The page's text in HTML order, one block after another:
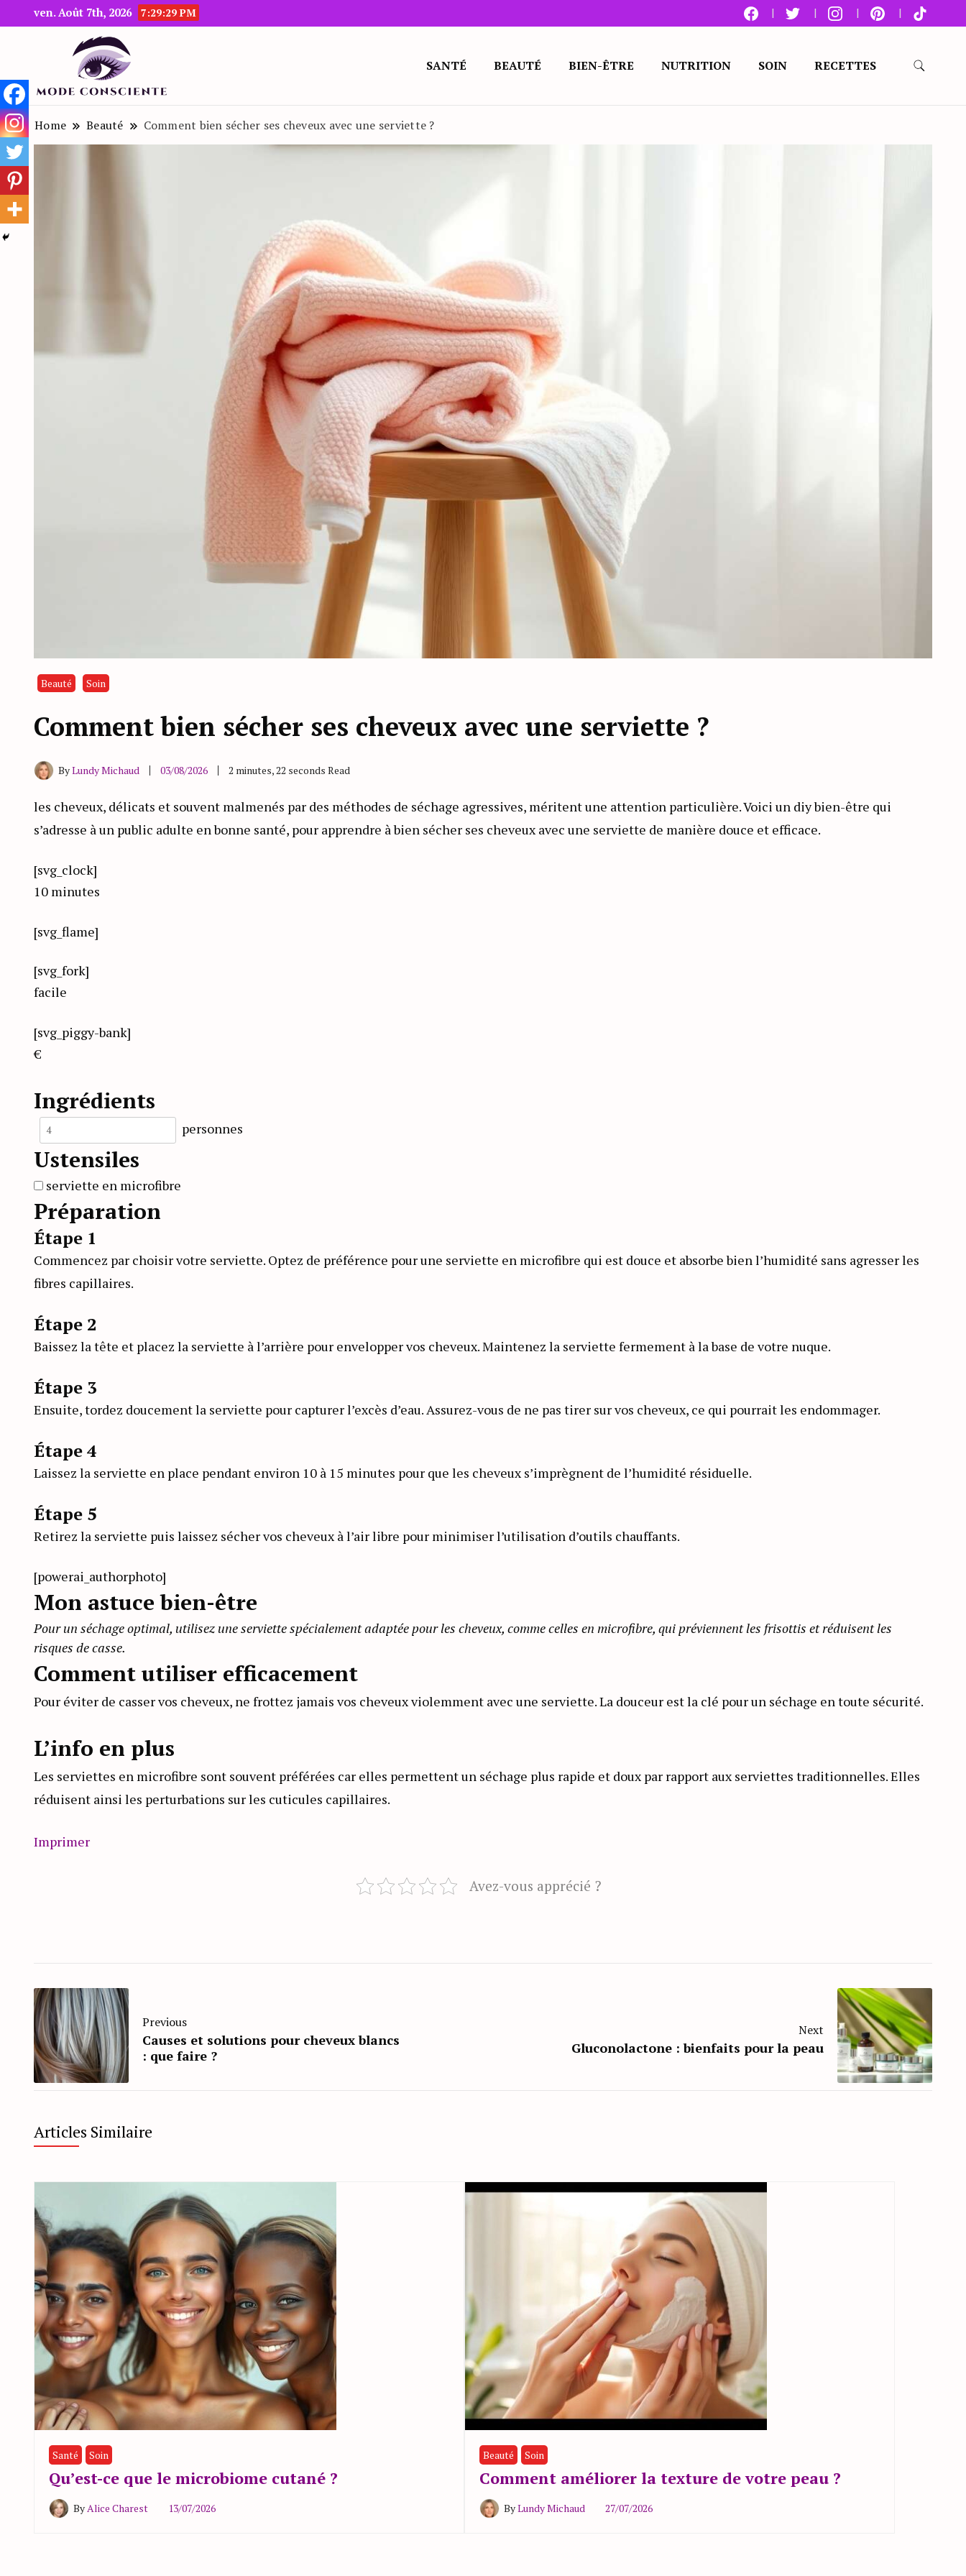
ven. Août 7th, 2026 7:29:30 PM
SANTÉ BEAUTÉ BIEN-ÊTRE NUTRITION SOIN RECETTES
Home Beauté Comment bien sécher ses cheveux avec une serviette ?
Beauté Soin
Comment bien sécher ses cheveux avec une serviette ?
ByLundy Michaud 03/08/2026 2 minutes, 22 seconds Read
les cheveux, délicats et souvent malmenés par des méthodes de séchage agressives, méritent une attention particulière. Voici un diy bien-être qui
s’adresse à un public adulte en bonne santé, pour apprendre à bien sécher ses cheveux avec une serviette de manière douce et efficace.
[svg_clock]
10 minutes
[svg_flame]
[svg_fork]
facile
[svg_piggy-bank]
€
Ingrédients
personnes
Ustensiles
serviette en microfibre
Préparation
Étape 1
Commencez par choisir votre serviette. Optez de préférence pour une serviette en microfibre qui est douce et absorbe bien l’humidité sans agresser les
fibres capillaires.
Étape 2
Baissez la tête et placez la serviette à l’arrière pour envelopper vos cheveux. Maintenez la serviette fermement à la base de votre nuque.
Étape 3
Ensuite, tordez doucement la serviette pour capturer l’excès d’eau. Assurez-vous de ne pas tirer sur vos cheveux, ce qui pourrait les endommager.
Étape 4
Laissez la serviette en place pendant environ 10 à 15 minutes pour que les cheveux s’imprègnent de l’humidité résiduelle.
Étape 5
Retirez la serviette puis laissez sécher vos cheveux à l’air libre pour minimiser l’utilisation d’outils chauffants.
[powerai_authorphoto]
Mon astuce bien-être
Pour un séchage optimal, utilisez une serviette spécialement adaptée pour les cheveux, comme celles en microfibre, qui préviennent les frisottis et réduisent les
risques de casse.
Comment utiliser efficacement
Pour éviter de casser vos cheveux, ne frottez jamais vos cheveux violemment avec une serviette. La douceur est la clé pour un séchage en toute sécurité.
L’info en plus
Les serviettes en microfibre sont souvent préférées car elles permettent un séchage plus rapide et doux par rapport aux serviettes traditionnelles. Elles
réduisent ainsi les perturbations sur les cuticules capillaires.
Imprimer
Avez-vous apprécié ?
Previous
Causes et solutions pour cheveux blancs
: que faire ?
Next
Gluconolactone : bienfaits pour la peau
Articles Similaire
Santé Soin
Qu’est-ce que le microbiome cutané ?
By Alice Charest 13/07/2026
Beauté Soin
Comment améliorer la texture de votre peau ?
ByLundy Michaud 27/07/2026